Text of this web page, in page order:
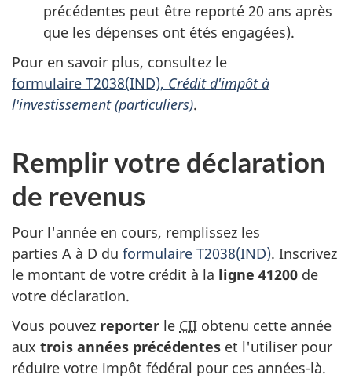
précédentes peut être reporté 20 ans après
que les dépenses ont étés engagées).
Pour en savoir plus, consultez le
formulaire T2038(IND), Crédit d'impôt à
l'investissement (particuliers).
Remplir votre déclaration
de revenus
Pour l'année en cours, remplissez les
parties A à D du formulaire T2038(IND). Inscrivez
le montant de votre crédit à la ligne 41200 de
votre déclaration.
Vous pouvez reporter le CII obtenu cette année
aux trois années précédentes et l'utiliser pour
réduire votre impôt fédéral pour ces années-là.